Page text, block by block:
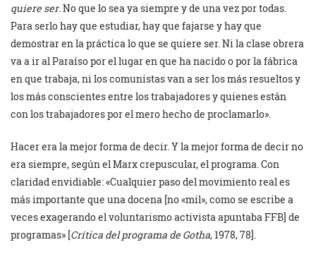
quiere ser. No que lo sea ya siempre y de una vez por todas.
Para serlo hay que estudiar, hay que fajarse y hay que
demostrar en la práctica lo que se quiere ser. Ni la clase obrera
va a ir al Paraíso por el lugar en que ha nacido o por la fábrica
en que trabaja, ni los comunistas van a ser los más resueltos y
los más conscientes entre los trabajadores y quienes están
con los trabajadores por el mero hecho de proclamarlo».
Hacer era la mejor forma de decir. Y la mejor forma de decir no
era siempre, según el Marx crepuscular, el programa. Con
claridad envidiable: «Cualquier paso del movimiento real es
más importante que una docena [no «mil», como se escribe a
veces exagerando el voluntarismo activista apuntaba FFB] de
programas» [Crítica del programa de Gotha, 1978, 78].